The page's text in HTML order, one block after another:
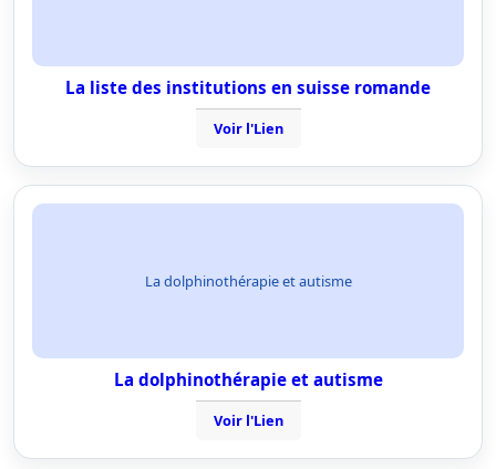
La liste des institutions en suisse romande
Voir l'Lien
La dolphinothérapie et autisme
La dolphinothérapie et autisme
Voir l'Lien